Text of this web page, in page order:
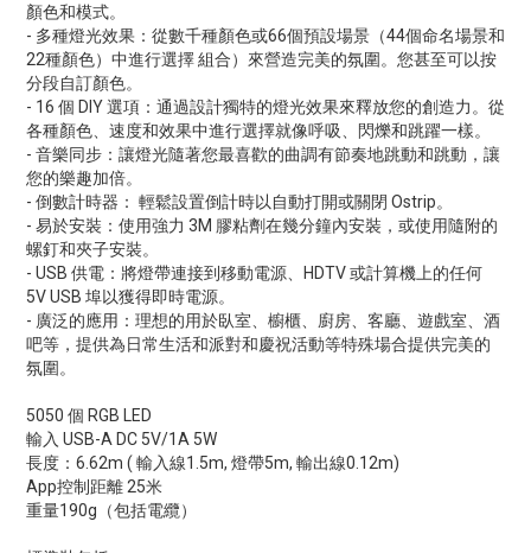
顏色和模式。
- 多種燈光效果：從數千種顏色或66個預設場景（44個命名場景和
22種顏色）中進行選擇 組合）來營造完美的氛圍。您甚至可以按
分段自訂顏色。
- 16 個 DIY 選項：通過設計獨特的燈光效果來釋放您的創造力。從
各種顏色、速度和效果中進行選擇就像呼吸、閃爍和跳躍一樣。
- 音樂同步：讓燈光隨著您最喜歡的曲調有節奏地跳動和跳動，讓
您的樂趣加倍。
- 倒數計時器： 輕鬆設置倒計時以自動打開或關閉 Ostrip。
- 易於安裝：使用強力 3M 膠粘劑在幾分鐘內安裝，或使用隨附的
螺釘和夾子安裝。
- USB 供電：將燈帶連接到移動電源、HDTV 或計算機上的任何
5V USB 埠以獲得即時電源。
- 廣泛的應用：理想的用於臥室、櫥櫃、廚房、客廳、遊戲室、酒
吧等，提供為日常生活和派對和慶祝活動等特殊場合提供完美的
氛圍。
5050 個 RGB LED
輸入 USB-A DC 5V/1A 5W
長度：6.62m ( 輸入線1.5m, 燈帶5m, 輸出線0.12m)
App控制距離 25米
重量190g（包括電纜）